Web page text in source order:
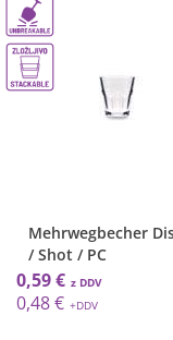
Mehrwegbecher
/ Shot / PC
0,59 €
0,48 €